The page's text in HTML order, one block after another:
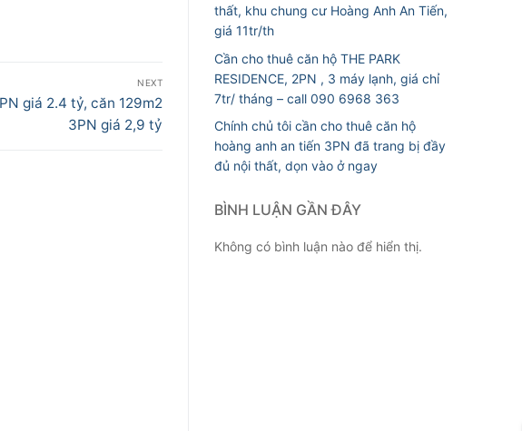
NEXT
giá 2.4 tỷ, căn 129m2
3PN giá 2,9 tỷ
thất, khu chung cư Hoàng Anh An Tiến,
giá 11tr/th
Cần cho thuê căn hộ THE PARK
RESIDENCE, 2PN , 3 máy lạnh, giá chỉ
7tr/ tháng – call 090 6968 363
Chính chủ tôi cần cho thuê căn hộ
hoàng anh an tiến 3PN đã trang bị đầy
đủ nội thất, dọn vào ở ngay
BÌNH LUẬN GẦN ĐÂY
Không có bình luận nào để hiển thị.